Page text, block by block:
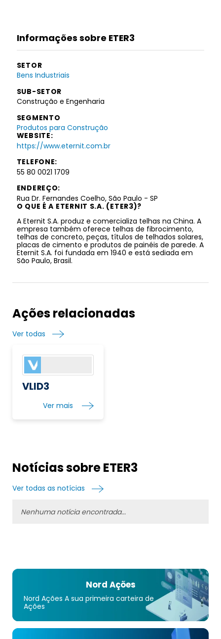
Informações sobre ETER3
SETOR
Bens Industriais
SUB-SETOR
Construção e Engenharia
SEGMENTO
Produtos para Construção
WEBSITE:
https://www.eternit.com.br
TELEFONE:
55 80 0021 1709
ENDEREÇO:
Rua Dr. Fernandes Coelho, São Paulo - SP
O QUE É A ETERNIT S.A. (ETER3)?
A Eternit S.A. produz e comercializa telhas na China. A
empresa também oferece telhas de fibrocimento,
telhas de concreto, peças, títulos de telhados solares,
placas de cimento e produtos de painéis de parede. A
Eternit S.A. foi fundada em 1940 e está sediada em
São Paulo, Brasil.
Ações relacionadas
Ver todas
VLID3
Ver mais
Notícias sobre ETER3
Ver todas as notícias
Nenhuma notícia encontrada...
Nord Ações
Nord Ações A sua primeira carteira de
Ações